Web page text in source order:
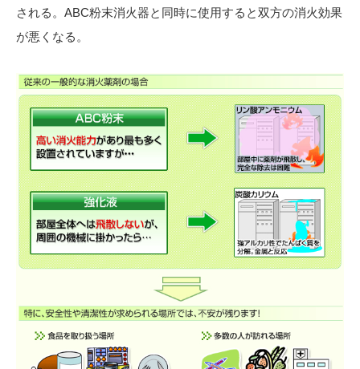
される。ABC粉末消火器と同時に使用すると双方の消火効果
が悪くなる。